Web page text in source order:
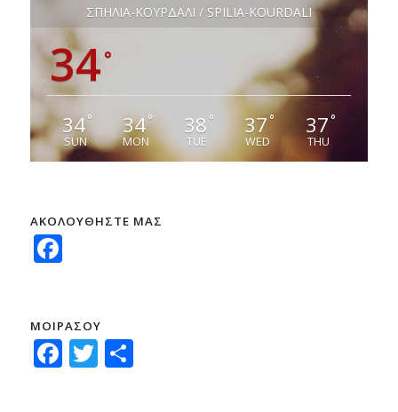
ΣΠΗΛΙΑ-ΚΟΥΡΔΑΛΙ / SPILIA-KOURDALI
34°
34°
SUN
34°
MON
38 °
TUE
37°
WED
37°
THU
ΑΚΟΛΟΥΘΗΣΤΕ ΜΑΣ
Facebook
ΜΟΙΡΑΣΟΥ
Facebook
Twitter
Μοιραστείτε